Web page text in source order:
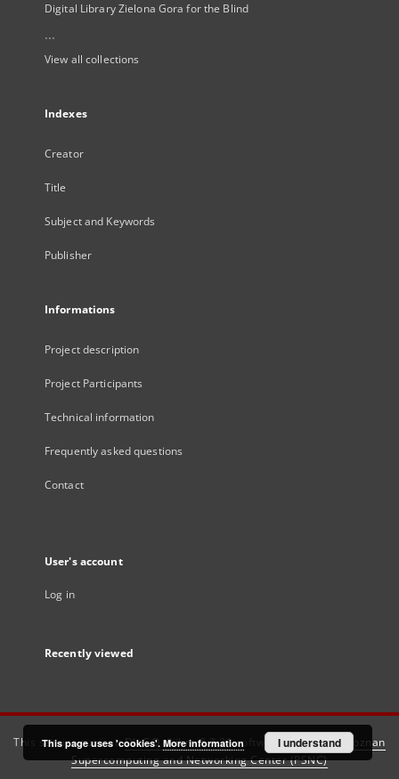
Digital Library Zielona Gora for the Blind
...
View all collections
Indexes
Creator
Title
Subject and Keywords
Publisher
Informations
Project description
Project Participants
Technical information
Frequently asked questions
Contact
User's account
Log in
Recently viewed
This service runs onDInGO dLibra 6.3.21software created by
Poznan
Supercomputing and Networking Center (PSNC)
This page uses 'cookies'. More information I understand